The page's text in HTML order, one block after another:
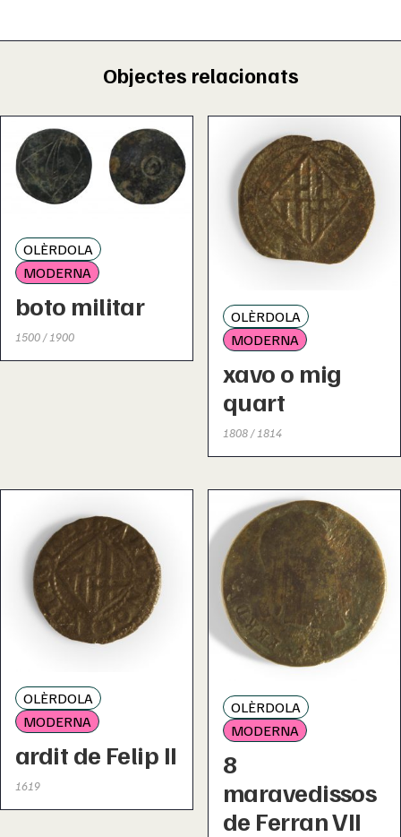
Objectes relacionats
OLÈRDOLA
MODERNA
boto militar
1500 / 1900
OLÈRDOLA
MODERNA
xavo o mig
quart
1808 / 1814
OLÈRDOLA
MODERNA
ardit de Felip II
1619
OLÈRDOLA
MODERNA
8
maravedissos
de Ferran VII